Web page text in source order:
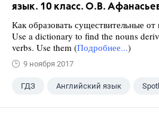
язык. 10 класс. О.В.
Как образовать существительные от
Use a dictionary to find the nouns
verbs. Use them (Подробнее...)
9 ноября 2017
ГДЗ Английский язык